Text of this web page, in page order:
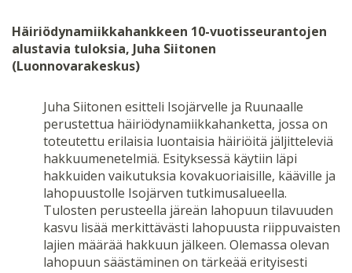
Häiriödynamiikkahankkeen 10-vuotisseurantojen
alustavia tuloksia, Juha Siitonen
(Luonnovarakeskus)
Juha Siitonen esitteli Isojärvelle ja Ruunaalle
perustettua häiriödynamiikkahanketta, jossa on
toteutettu erilaisia luontaisia häiriöitä jäljitteleviä
hakkuumenetelmiä. Esityksessä käytiin läpi
hakkuiden vaikutuksia kovakuoriaisille, kääville ja
lahopuustolle Isojärven tutkimusalueella.
Tulosten perusteella järeän lahopuun tilavuuden
kasvu lisää merkittävästi lahopuusta riippuvaisten
lajien määrää hakkuun jälkeen. Olemassa olevan
lahopuun säästäminen on tärkeää erityisesti